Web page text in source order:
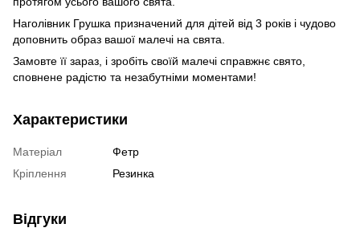
Наголівник Грушка призначений для дітей від 3 років і чудово
доповнить образ вашої малечі на свята.
Замовте її зараз, і зробіть своїй малечі справжнє свято,
сповнене радістю та незабутніми моментами!
Характеристики
Матеріал
Фетр
Кріплення
Резинка
Відгуки